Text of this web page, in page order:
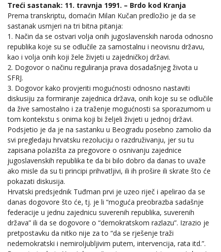
Treći sastanak: 11. travnja 1991. – Brdo kod Kranja
Prema transkriptu, domaćin Milan Kučan predložio je da se
sastanak usmjeri na tri bitna pitanja:
1. Način da se ostvari volja onih jugoslavenskih naroda odnosno
republika koje su se odlučile za samostalnu i neovisnu državu,
kao i volja onih koji žele živjeti u zajedničkoj državi.
2. Dogovor o načinu reguliranja prava dosadašnjeg života u
SFRJ.
3. Dogovor kako provjeriti mogućnosti odnosno nastaviti
diskusiju za formiranje zajednica država, onih koje su se odlučile
da žive samostalno i za traženje mogućnosti sa sporazumom u
tom kontekstu s onima koji bi željeli živjeti u jednoj državi.
Podsjetio je da je na sastanku u Beogradu posebno zamolio da
svi pregledaju hrvatsku rezoluciju o razdruživanju, jer su tu
zapisana polazišta za pregovore o osnivanju zajednice
jugoslavenskih republika te da bi bilo dobro da danas to uvaže
ako misle da su ti principi prihvatljivi, ili ih prošire ili skrate što će
pokazati diskusija.
Hrvatski predsjednik Tuđman prvi je uzeo riječ i apelirao da se
danas dogovore što će, tj. je li “moguća preobrazba sadašnje
federacije u jednu zajednicu suverenih republika, suverenih
država” ili da se dogovore o “demokratskom razlazu”. Izrazio je
pretpostavku da nitko nije za to “da se rješenje traži
nedemokratski i nemiroljubljivim putem, intervencija, rata itd.”.